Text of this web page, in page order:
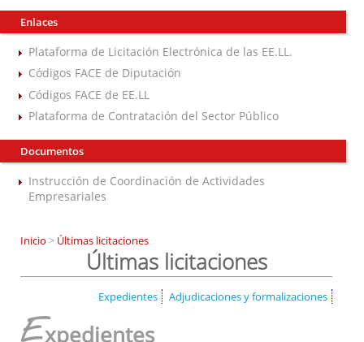
Enlaces
Plataforma de Licitación Electrónica de las EE.LL.
Códigos FACE de Diputación
Códigos FACE de EE.LL
Plataforma de Contratación del Sector Público
Documentos
Instrucción de Coordinación de Actividades
Empresariales
Inicio > Últimas licitaciones
Últimas licitaciones
Expedientes Adjudicaciones y formalizaciones
xpedientes